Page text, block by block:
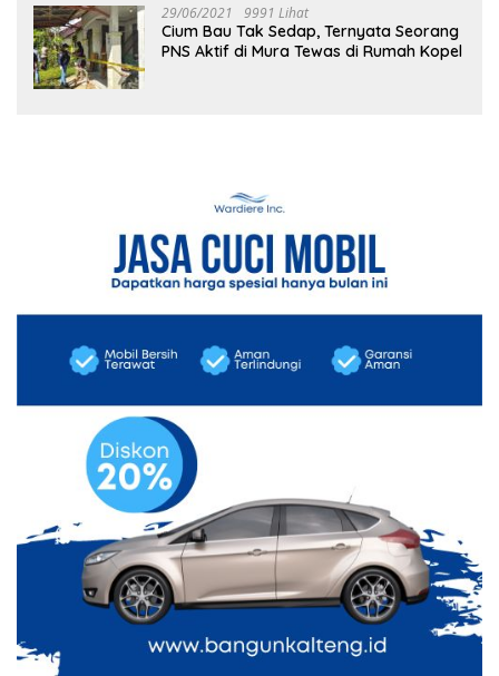
29/06/2021 9991 Lihat
Cium Bau Tak Sedap, Ternyata Seorang
PNS Aktif di Mura Tewas di Rumah Kopel